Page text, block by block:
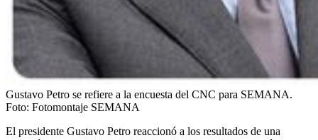
Gustavo Petro se refiere a la encuesta del CNC para SEMANA.
Foto: Fotomontaje SEMANA
El presidente Gustavo Petro reaccionó a los resultados de una